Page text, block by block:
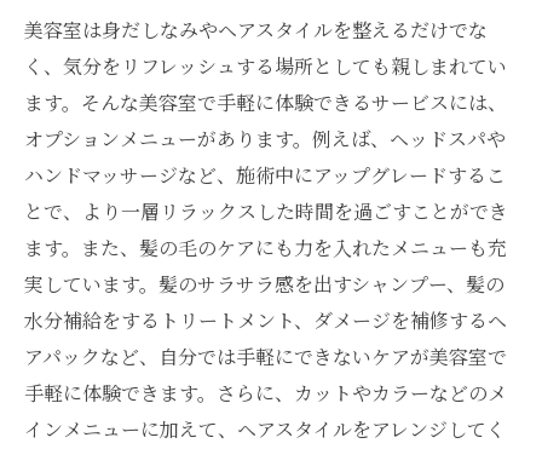
美容室は身だしなみやヘアスタイルを整えるだけでな
く、気分をリフレッシュする場所としても親しまれてい
ます。そんな美容室で手軽に体験できるサービスには、
オプションメニューがあります。例えば、ヘッドスパや
ハンドマッサージなど、施術中にアップグレードするこ
とで、より一層リラックスした時間を過ごすことができ
ます。また、髪の毛のケアにも力を入れたメニューも充
実しています。髪のサラサラ感を出すシャンプー、髪の
水分補給をするトリートメント、ダメージを補修するヘ
アパックなど、自分では手軽にできないケアが美容室で
手軽に体験できます。さらに、カットやカラーなどのメ
インメニューに加えて、ヘアスタイルをアレンジしてく